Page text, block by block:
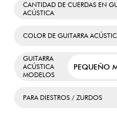
CANTIDAD DE CUERDAS EN
ACÚSTICA
COLOR DE GUITARRA
GUITARRA
ACÚSTICA
MODELOS
PEQUEÑO
PARA DIESTROS / ZURDOS